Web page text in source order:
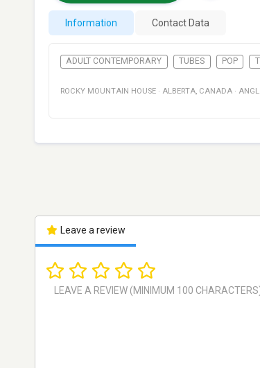
Information Contact Data
ADULT CONTEMPORARY TUBES POP
ROCKY MOUNTAIN HOUSE · ALBERTA, CANADA ·
Leave a review